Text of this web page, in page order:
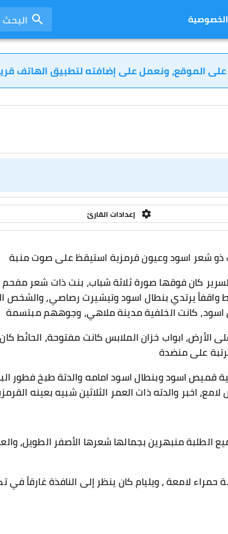
البحث
على الموقع، ونعمل على إضافته لتطبيق الهاتف
إعدادات القارئ
شعر اسود وعيون قرمزية استيقظ على صوت منبة
كان فوقها صورة ثلاثة شباب، بنت ذات شعر مفحم
واقفاً يرتدي بنطال اسود وتيشيرت رصاصي، والشخص
كانت الخلفية مدينة ملاهي، وجوههم مبتسمة
ابواب خزان الملابس كانت مفتوحة، الحائط
على منضدة
قميص اسود وبنطال اسود امامه والدتة طبخ فطور
اخبر والدته ذات العمر الثلاثين شبيه بعينه
منبهرين بجمالها شعرها الأصفر الطويل،
لامعة ، ويليام كان ينظر إلى النافذة غارقاً